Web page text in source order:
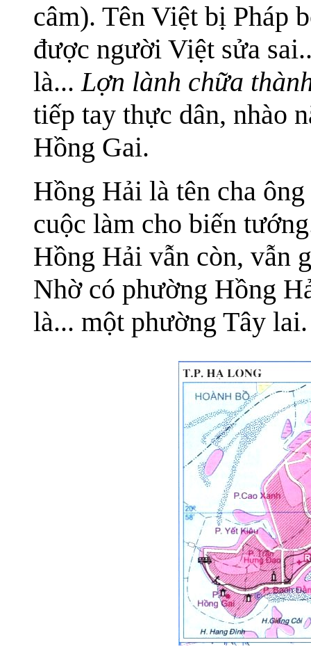
câm). Tên Việt bị Pháp
được người Việt sửa
là...Lợn lành chữa
tiếp tay thực dân, nhào
Hồng Gai.
Hồng Hải là tên cha
cuộc làm cho biến
Hồng Hải vẫn còn, vẫn
Nhờ có phường Hồng
là... một phường Tây lai.